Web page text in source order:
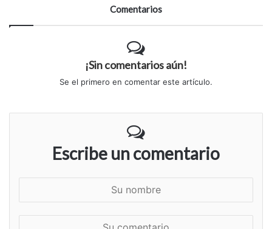
Comentarios
¡Sin comentarios aún!
Se el primero en comentar este artículo.
Escribe un comentario